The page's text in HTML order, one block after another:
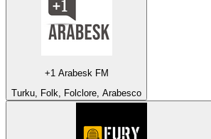
+1 Arabesk FM
Turku, Folk, Folclore, Arabesco